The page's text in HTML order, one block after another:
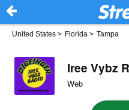
United States > Florida > Tampa
Iree Vybz
Web